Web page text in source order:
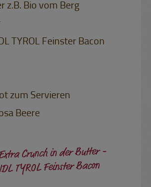
z.B. Bio vom Berg
TYROL Feinster Bacon
zum Servieren
Beere
Crunch in der Butter -
TYROL Feinster Bacon